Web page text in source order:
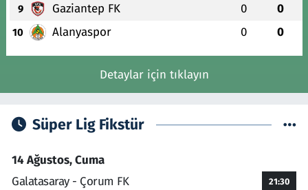
9 Gaziantep FK 0 0
10 Alanyaspor 0 0
Detaylar için tıklayın
Süper Lig Fikstür
14 Ağustos, Cuma
Galatasaray - Çorum FK
21:30